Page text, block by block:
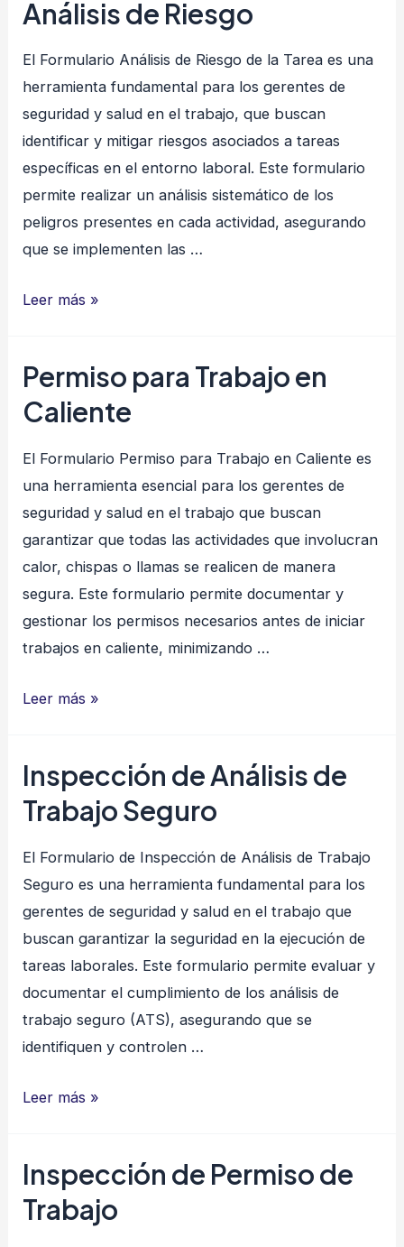
DE
EN
EL
AMBIENTE
LABORAL
Análisis de Riesgo
El Formulario Análisis de Riesgo de la Tarea es una
herramienta fundamental para los gerentes de
seguridad y salud en el trabajo, que buscan
identificar y mitigar riesgos asociados a tareas
específicas en el entorno laboral. Este formulario
permite realizar un análisis sistemático de los
peligros presentes en cada actividad, asegurando
que se implementen las …
Análisis
Leer más »
Permiso para Trabajo en
Caliente
El Formulario Permiso para Trabajo en Caliente es
una herramienta esencial para los gerentes de
seguridad y salud en el trabajo que buscan
garantizar que todas las actividades que involucran
calor, chispas o llamas se realicen de manera
segura. Este formulario permite documentar y
gestionar los permisos necesarios antes de iniciar
trabajos en caliente, minimizando …
Permiso
en
Caliente
Leer más »
Inspección de Análisis de
Trabajo Seguro
El Formulario de Inspección de Análisis de Trabajo
Seguro es una herramienta fundamental para los
gerentes de seguridad y salud en el trabajo que
buscan garantizar la seguridad en la ejecución de
tareas laborales. Este formulario permite evaluar y
documentar el cumplimiento de los análisis de
trabajo seguro (ATS), asegurando que se
identifiquen y controlen …
Inspección
de
Trabajo
Leer más »
Inspección de Permiso de
Trabajo